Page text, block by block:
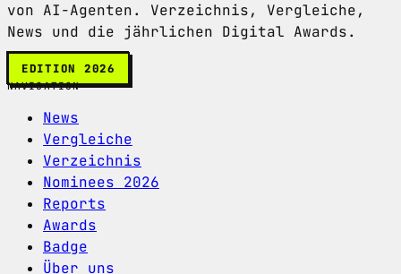
von AI-Agenten. Verzeichnis, Vergleiche,
News und die jährlichen Digital Awards.
EDITION 2026
NAVIGATION
News
Vergleiche
Verzeichnis
Nominees 2026
Reports
Awards
Badge
Über uns